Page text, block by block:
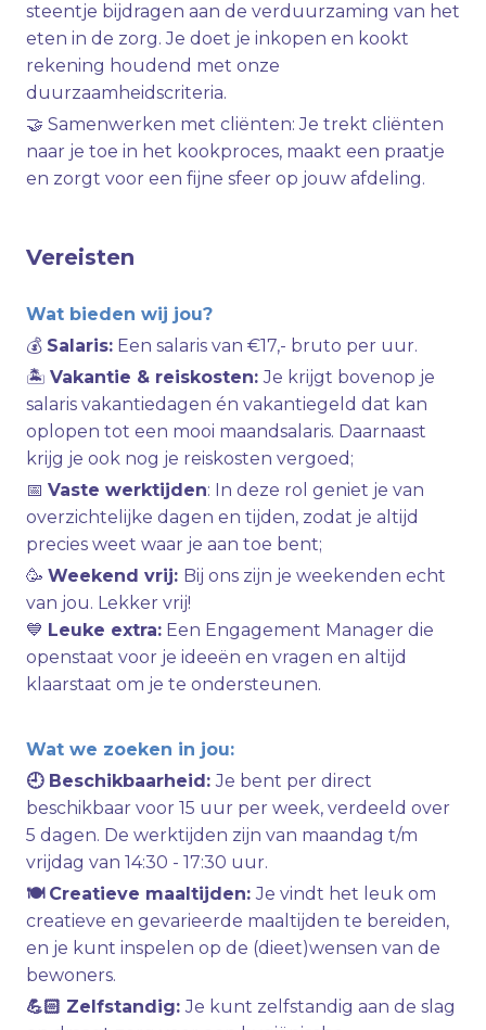
steentje bijdragen aan de verduurzaming van het
eten in de zorg. Je doet je inkopen en kookt
rekening houdend met onze
duurzaamheidscriteria.
🤝 Samenwerken met cliënten: Je trekt cliënten
naar je toe in het kookproces, maakt een praatje
en zorgt voor een fijne sfeer op jouw afdeling.
Vereisten
Wat bieden wij jou?
💰 Salaris: Een salaris van €17,- bruto per uur.
🏝 Vakantie & reiskosten:Je krijgt bovenop je
salaris vakantiedagen én vakantiegeld dat kan
oplopen tot een mooi maandsalaris. Daarnaast
krijg je ook nog je reiskosten vergoed;
📅 Vaste werktijden: In deze rol geniet je van
overzichtelijke dagen en tijden, zodat je altijd
precies weet waar je aan toe bent;
🥳 Weekend vrij: Bij ons zijn je weekenden echt
van jou. Lekker vrij!
💙 Leuke extra: Een Engagement Manager die
openstaat voor je ideeën en vragen en altijd
klaarstaat om je te ondersteunen.
Wat we zoeken in jou:
🕘 Beschikbaarheid:Je bent per direct
beschikbaar voor 15 uur per week, verdeeld over
5 dagen. De werktijden zijn van maandag t/m
vrijdag van 14:30 - 17:30 uur.
🍽 Creatieve maaltijden:Je vindt het leuk om
creatieve en gevarieerde maaltijden te bereiden,
en je kunt inspelen op de (dieet)wensen van de
bewoners.
💪🏻 Zelfstandig:Je kunt zelfstandig aan de slag